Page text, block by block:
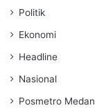
Politik
Ekonomi
Headline
Nasional
Posmetro Medan